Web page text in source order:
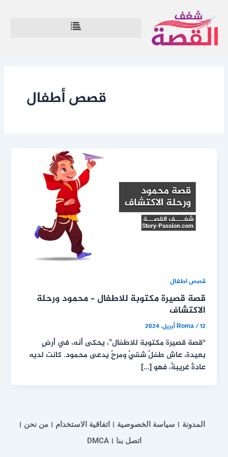
إلى
المحتوى
قصص أطفال
قصص اطفال
قصة قصيرة مكتوبة للاطفال – محمود ورحلة
الاكتشاف
Roma/12 أبريل، 2024
“قصة قصيرة مكتوبة للاطفال”، يحكى أنه، في أرضٍ
بعيدة، عاش طفلٌ شقيٌ ومرحٌ يدعى محمود. كانت لديه
عادةٌ غريبةٌ، فهو […]
المدونة سياسة الخصوصية اتفاقية الاستخدام
من نحن
اتصل بنا
DMCA